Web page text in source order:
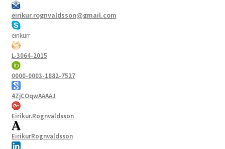
eirikur.rognvaldsson@gmail.com
eirikurr
L-3064-2015
0000-0003-1882-7527
4ZjCOqwAAAAJ
Eirikur.Rognvaldsson
EirikurRognvaldsson